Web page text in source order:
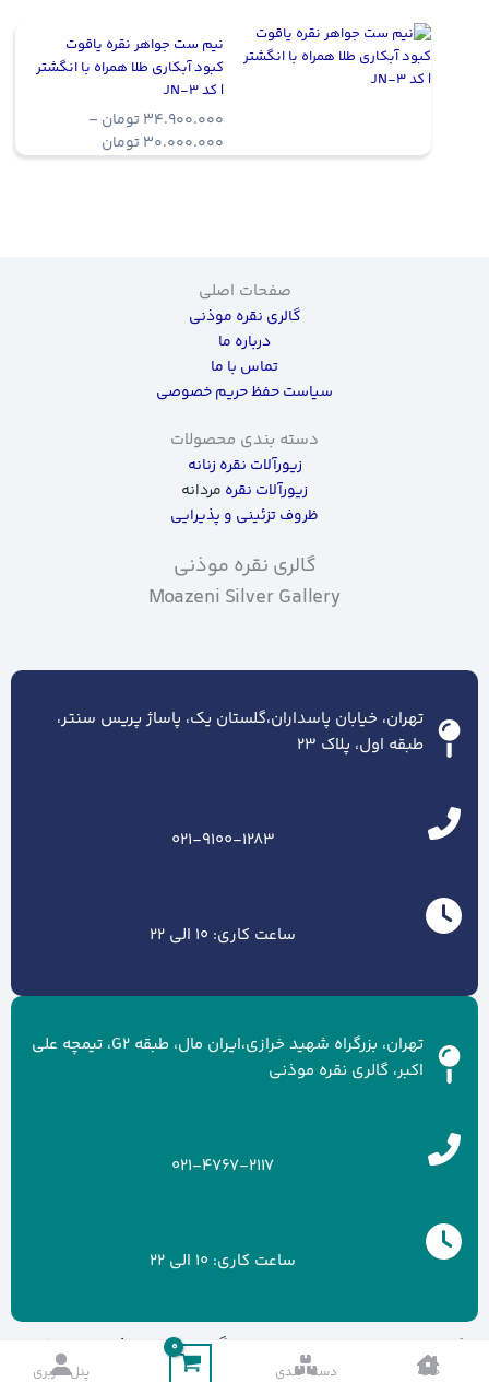
نیم ست جواهر نقره یاقوت
کبود آبکاری طلا همراه با انگشتر
| کد JN-3
34.900.000 تومان –
30.000.000 تومان
range:
صفحات اصلی
گالری نقره موذنی
درباره ما
تماس با ما
سیاست حفظ حریم خصوصی
دسته بندی محصولات
زیورآلات نقره زنانه
زیورآلات نقره مردانه
ظروف تزئینی و پذیرایی
گالری نقره موذنی
Moazeni Silver Gallery
تهران، خیابان پاسداران،گلستان یک، پاساژ پریس سنتر،
طبقه اول، پلاک ۲۳
021-9100-1283
ساعت کاری: 10 الی 22
تهران، بزرگراه شهید خرازی،ایران مال، طبقه G2، تیمچه علی
اکبر، گالری نقره موذنی
021-4767-2117
ساعت کاری: 10 الی 22
کلیه حقوق سایت متعلق به برند گالری نقره موذنی می باشد.
خانه دسته بندی پنل کاربری